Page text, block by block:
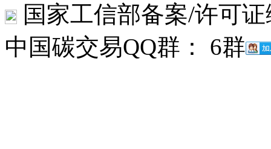
国家工信部备案/许可
中国碳交易QQ群： 6群